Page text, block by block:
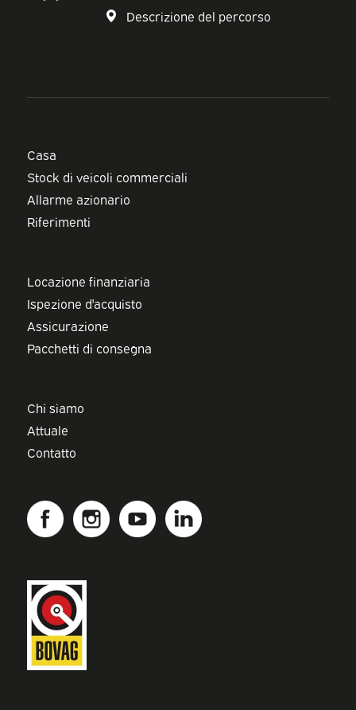
Descrizione del percorso
Casa
Stock di veicoli commerciali
Allarme azionario
Riferimenti
Locazione finanziaria
Ispezione d'acquisto
Assicurazione
Pacchetti di consegna
Chi siamo
Attuale
Contatto